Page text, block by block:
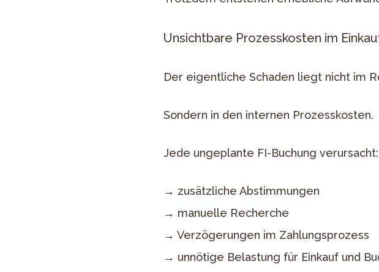
Unsichtbare Prozesskosten im
Der eigentliche Schaden liegt nicht im
Sondern in den internen Prozesskosten.
Jede ungeplante FI-Buchung verursacht:
→ zusätzliche Abstimmungen
→ manuelle Recherche
→ Verzögerungen im Zahlungsprozess
→ unnötige Belastung für Einkauf und